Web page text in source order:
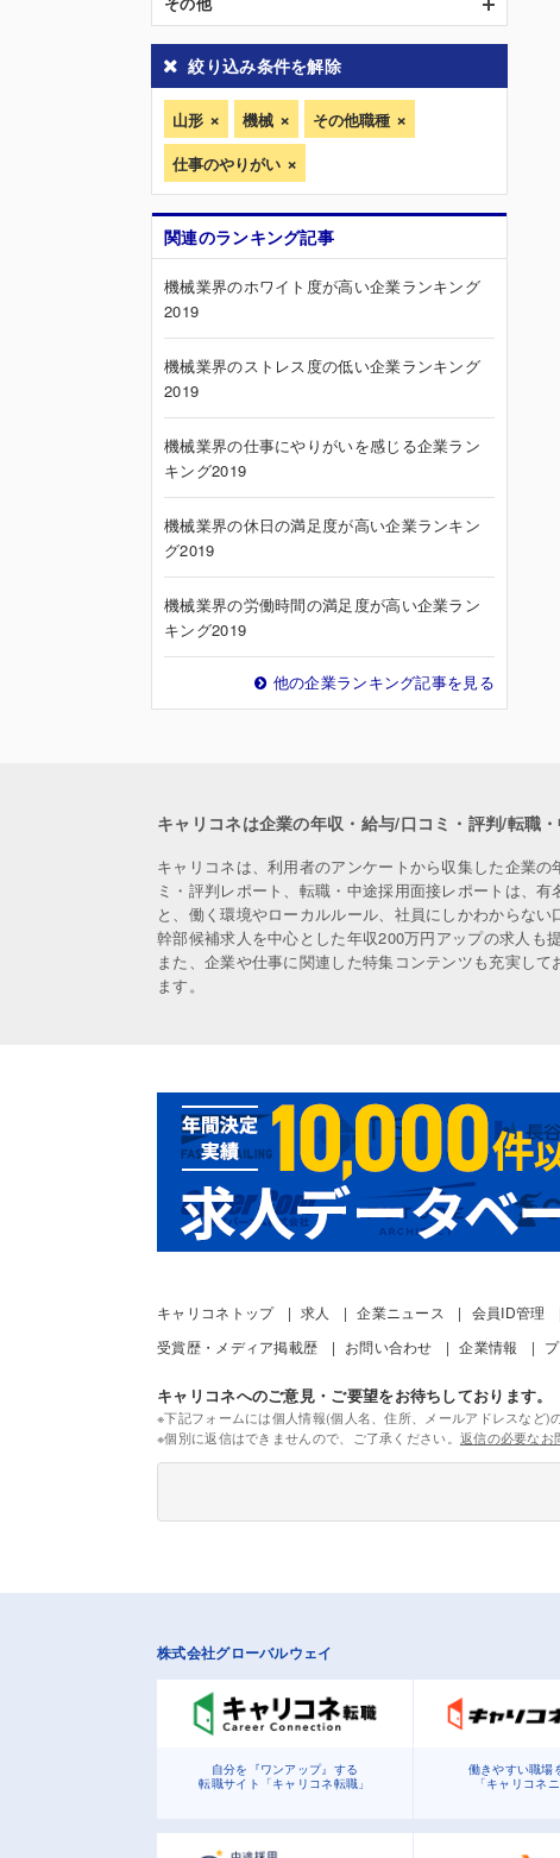
絞り込み条件を解除
山形 機械
その他職種
仕事のやりがい
関連のランキング記事
機械業界のホワイト度が高い企業ランキング
2019
機械業界のストレス度の低い企業ランキング
2019
機械業界の仕事にやりがいを感じる企業ラン
キング2019
機械業界の休日の満足度が高い企業ランキン
グ2019
機械業界の労働時間の満足度が高い企業ラン
キング2019
他の企業ランキング記事を見る
キャリコネは企業の年収・給与/口コミ・評判/転職
キャリコネは、利用者のアンケートから収集した企業
ミ・評判レポート、転職・中途採用面接レポートは、
と、働く環境やローカルルール、社員にしかわからな
幹部候補求人を中心とした年収200万円アップの求人も
また、企業や仕事に関連した特集コンテンツも充実し
ます。
キャリコネトップ 求人 企業ニュース 会員ID管理
受賞歴・メディア掲載歴
お問い合わせ 企業情報
キャリコネへのご意見・ご要望をお待ちしております。
※下記フォームには個人情報(個人名、住所、メールアドレスなど)
※個別に返信はできませんので、ご了承ください。 返信の必要なお
株式会社グローバルウェイ
自分を『ワンアップ』する
転職サイト「キャリコネ転職」
働きやすい職場
「キャリコネ